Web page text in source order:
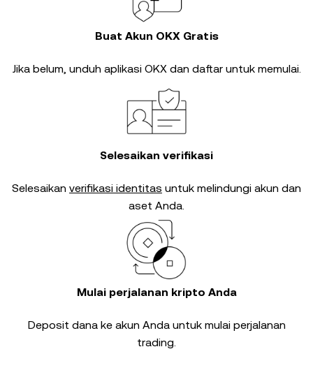
Buat Akun OKX Gratis
Jika belum, unduh aplikasi OKX dan daftar untuk memulai.
Selesaikan verifikasi
Selesaikan verifikasi identitas untuk melindungi akun dan
aset Anda.
Mulai perjalanan kripto Anda
Deposit dana ke akun Anda untuk mulai perjalanan
trading.